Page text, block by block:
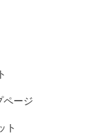
ページ
ト